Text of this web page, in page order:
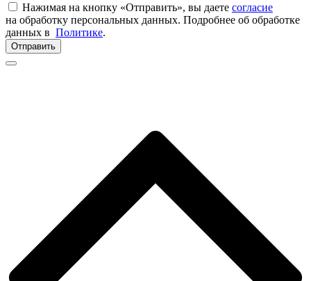
Нажимая на кнопку «Отправить», вы даете согласие
на обработку персональных данных. Подробнее об обработке
данных в Политике.
Отправить